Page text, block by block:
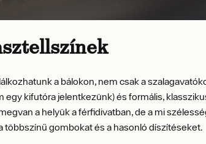
a bálokon, nem csak a
egy kifutóra jelentkezünk) és formális,
a helyük a férfidivatban, de a mi
többszínű gombokat és a hasonló díszítéseket.